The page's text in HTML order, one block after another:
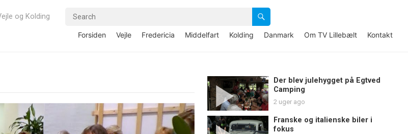
og Kolding
Forsiden Vejle Fredericia Middelfart Kolding Danmark Om TV Lillebælt Kontakt
Der blev julehygget på Egtved
Camping
2 uger ago
Franske og italienske biler i
fokus